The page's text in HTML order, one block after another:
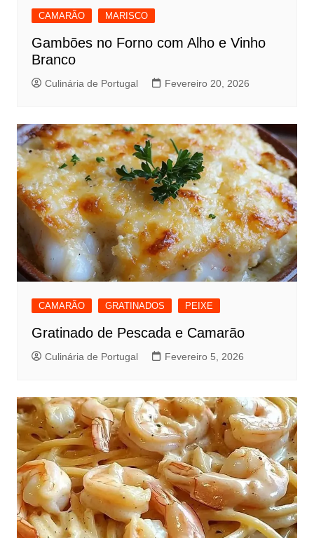
CAMARÃO MARISCO
Gambões no Forno com Alho e Vinho
Branco
Culinária de Portugal Fevereiro 20, 2026
CAMARÃO GRATINADOS PEIXE
Gratinado de Pescada e Camarão
Culinária de Portugal Fevereiro 5, 2026